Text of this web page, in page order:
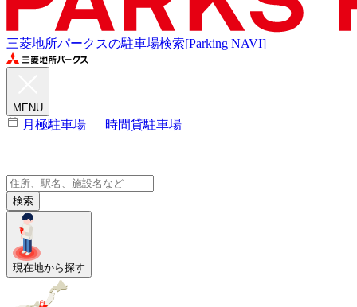
三菱地所パークスの駐車場検索[Parking NAVI]
MENU
月極駐車場 時間貸駐車場
検索
現在地から探す